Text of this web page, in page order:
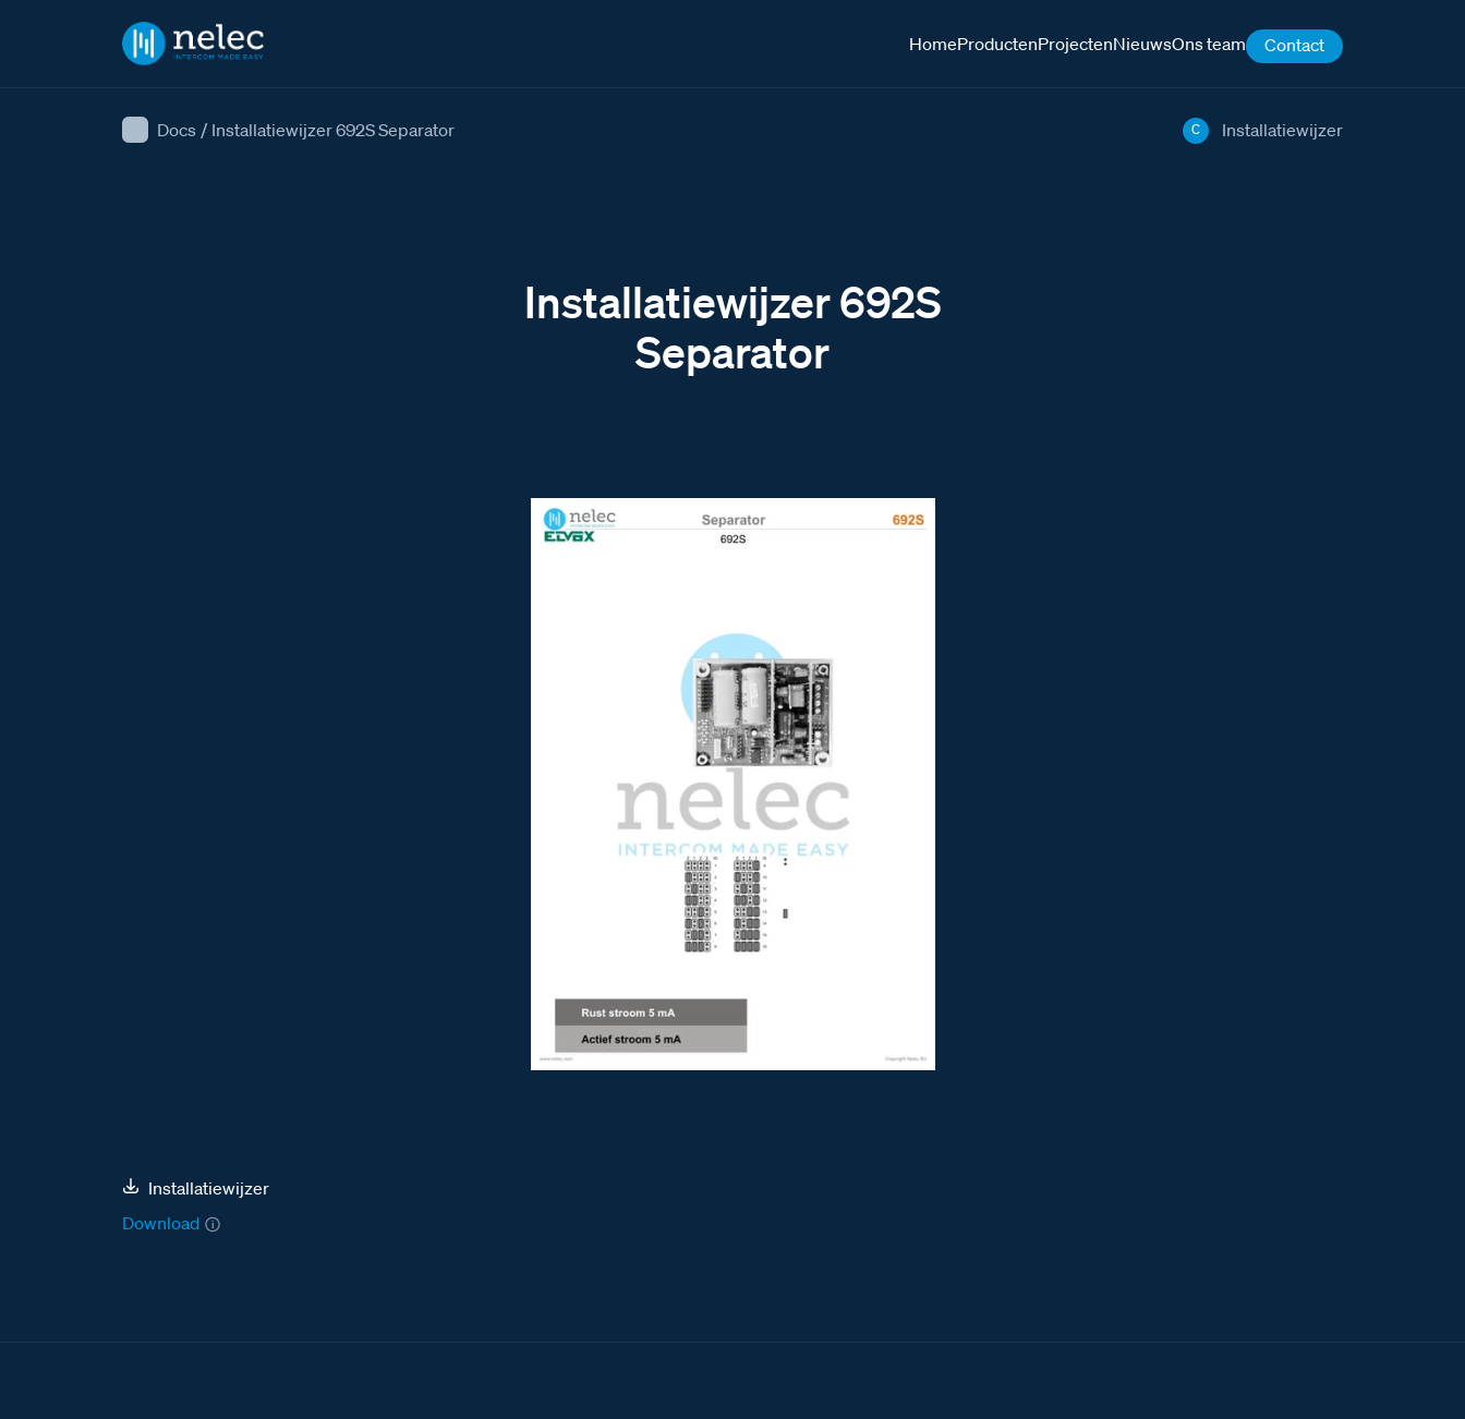
HomeProductenProjectenNieuwsOns team Contact
Docs / Installatiewijzer 692S Separator C Installatiewijzer
Installatiewijzer 692S
Separator
Installatiewijzer
Download